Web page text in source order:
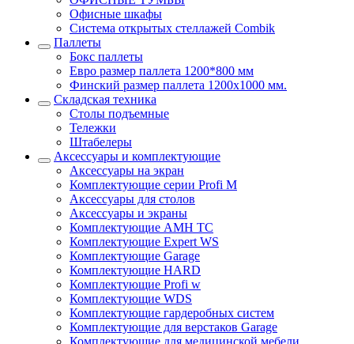
Офисные шкафы
Система открытых стеллажей Combik
Паллеты
Бокс паллеты
Евро размер паллета 1200*800 мм
Финский размер паллета 1200х1000 мм.
Складская техника
Столы подъемные
Тележки
Штабелеры
Аксессуары и комплектующие
Аксессуары на экран
Комплектующие серии Profi M
Аксессуары для столов
Аксессуары и экраны
Комплектующие AMH TC
Комплектующие Expert WS
Комплектующие Garage
Комплектующие HARD
Комплектующие Profi w
Комплектующие WDS
Комплектующие гардеробных систем
Комплектующие для верстаков Garage
Комплектующие для медицинской мебели